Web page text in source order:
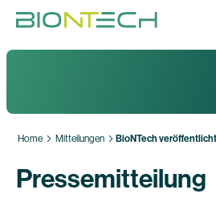
Home Mitteilungen BioNTech
Pressemitteilung